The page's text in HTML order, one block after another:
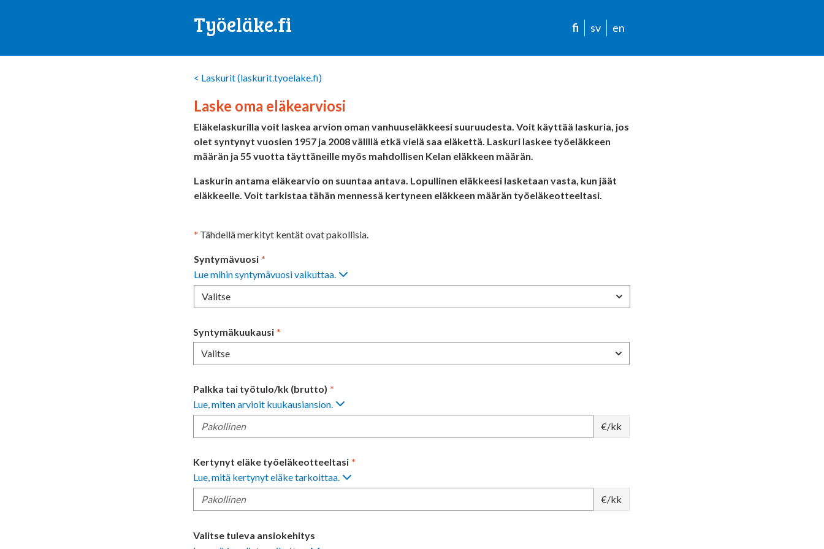
Työeläke.fi fi sv en
< Laskurit (laskurit.tyoelake.fi)
Laske oma eläkearviosi
Eläkelaskurilla voit laskea arvion oman vanhuuseläkkeesi suuruudesta. Voit käyttää laskuria, jos
olet syntynyt vuosien 1957 ja 2008 välillä etkä vielä saa eläkettä. Laskuri laskee työeläkkeen
määrän ja 55 vuotta täyttäneille myös mahdollisen Kelan eläkkeen määrän.
Laskurin antama eläkearvio on suuntaa antava. Lopullinen eläkkeesi lasketaan vasta, kun jäät
eläkkeelle. Voit tarkistaa tähän mennessä kertyneen eläkkeen määrän työeläkeotteeltasi.
* Tähdellä merkityt kentät ovat pakollisia.
Syntymävuosi *
Lue mihin syntymävuosi vaikuttaa.
Valitse
Syntymäkuukausi *
Valitse
Palkka tai työtulo/kk (brutto) *
Lue, miten arvioit kuukausiansion.
€/kk
Kertynyt eläke työeläkeotteeltasi *
Lue, mitä kertynyt eläke tarkoittaa.
€/kk
Valitse tuleva ansiokehitys